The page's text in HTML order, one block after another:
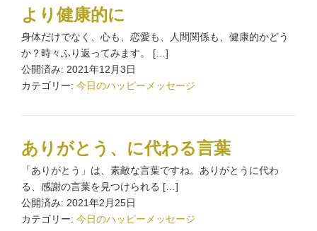
より健康的に
身体だけでなく、心も、恋愛も、人間関係も、健康的かどう
か？時々ふり返ってみます。 […]
公開済み: 2021年12月3日
カテゴリー: 今日のハッピーメッセージ
ありがとう、に代わる言葉
「ありがとう」は、素敵な言葉ですね。ありがとうに代わ
る、感謝の言葉を見つけられる […]
公開済み: 2021年2月25日
カテゴリー: 今日のハッピーメッセージ